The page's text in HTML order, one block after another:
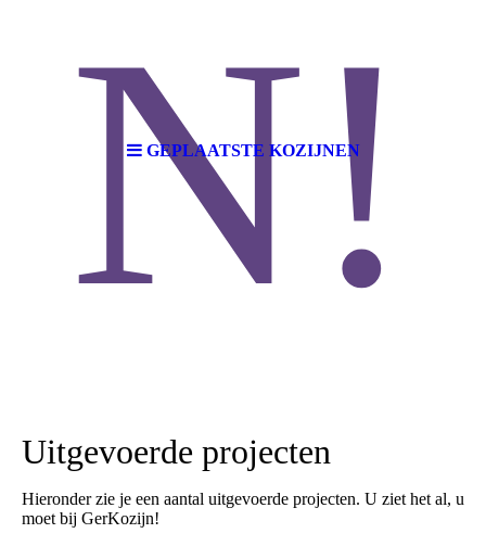
GEPLAATSTE KOZIJNEN
N!
Uitgevoerde projecten
Hieronder zie je een aantal uitgevoerde projecten. U ziet het al, u
moet bij GerKozijn!